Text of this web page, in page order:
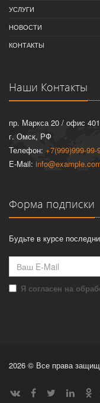
УСЛУГИ
НОВОСТИ
КОНТАКТЫ
Наши Контакты
пр. Маркса 20 / офис 401
г. Омск, РФ
Телефон: +7(999)999-99-
E-Mail:
Форма подписки
Будьте в курсе
Я согласен на
2026 © Все права